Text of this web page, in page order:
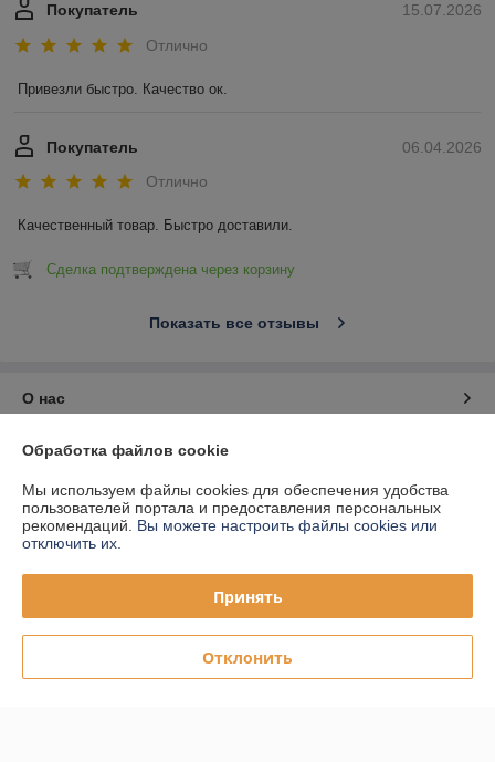
15.07.2026
Покупатель
Отлично
Привезли быстро. Качество ок.
06.04.2026
Покупатель
Отлично
Качественный товар. Быстро доставили.
Сделка подтверждена через корзину
Показать все отзывы
О нас
Контакты
Доставка и оплата
График работы
Политика обработки cookies
Обработка файлов cookie
Мы используем файлы cookies для обеспечения удобства
пользователей портала и предоставления персональных
рекомендаций. Вы можете настроить файлы cookies или
отключить их.
Принять
Отклонить